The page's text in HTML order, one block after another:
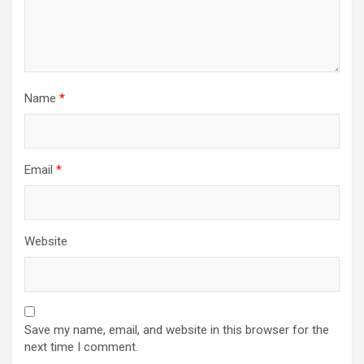
Name *
Email *
Website
Save my name, email, and website in this browser for the
next time I comment.